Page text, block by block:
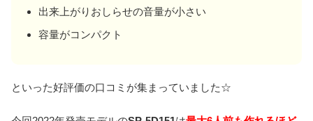
出来上がりおしらせの音量が小さい
容量がコンパクト
といった好評価の口コミが集まっていました☆